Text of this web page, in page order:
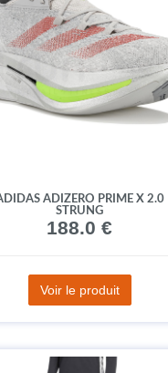
ADIZERO PRIME X 2.0
STRUNG
188.0 €
Voir le produit